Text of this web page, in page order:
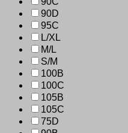
90D
95C
L/XL
M/L
S/M
100B
100C
105B
105C
75D